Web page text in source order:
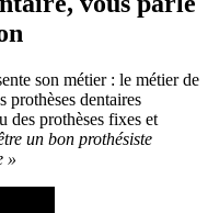
son métier : le métier de
prothèses dentaires
des prothèses fixes et
un bon prothésiste
»